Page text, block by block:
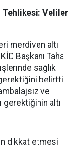
Tehlikesi: Veliler
merdiven altı
Başkanı Taha
sağlık
belirtti.
ve
altı
dikkat etmesi